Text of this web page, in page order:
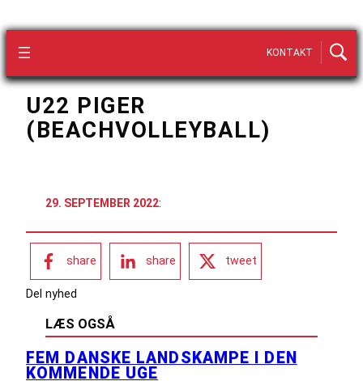
KONTAKT
U22 PIGER
(BEACHVOLLEYBALL)
29. SEPTEMBER 2022:
share share tweet
Del nyhed
LÆS OGSÅ
FEM DANSKE LANDSKAMPE I DEN
KOMMENDE UGE